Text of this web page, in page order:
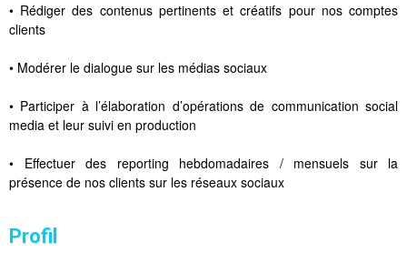
• Rédiger des contenus pertinents et créatifs pour nos comptes
clients
• Modérer le dialogue sur les médias sociaux
• Participer à l’élaboration d’opérations de communication social
media et leur suivi en production
• Effectuer des reporting hebdomadaires / mensuels sur la
présence de nos clients sur les réseaux sociaux
Profil